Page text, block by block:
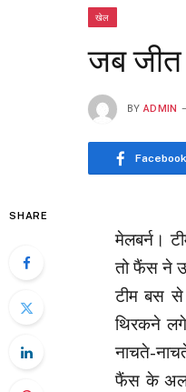
खेल
जब
BY ADMIN
Facebook
SHARE
मेलबर्न।
तो फैंस ने
टीम बस से
थिरकने
नाचते-
फैंस के